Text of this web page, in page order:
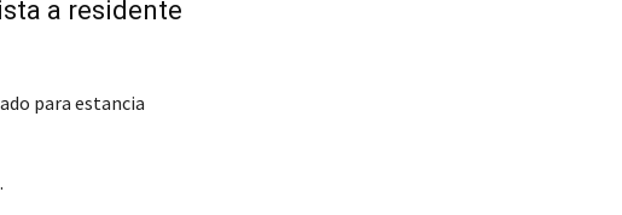
a residente
para estancia